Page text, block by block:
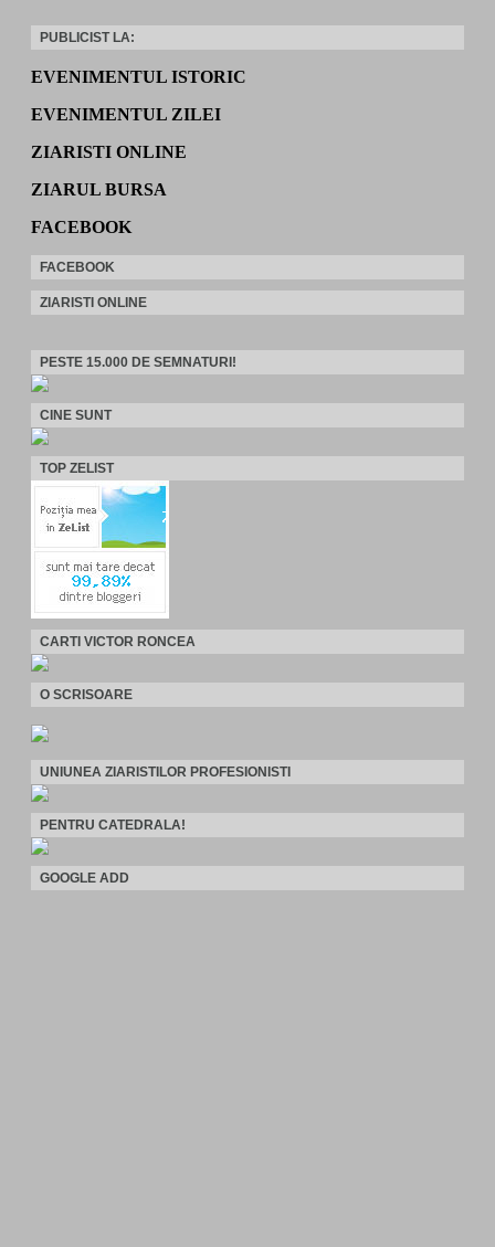
PUBLICIST LA:
EVENIMENTUL ISTORIC
EVENIMENTUL ZILEI
ZIARISTI ONLINE
ZIARUL BURSA
FACEBOOK
FACEBOOK
ZIARISTI ONLINE
PESTE 15.000 DE SEMNATURI!
CINE SUNT
TOP ZELIST
CARTI VICTOR RONCEA
O SCRISOARE
UNIUNEA ZIARISTILOR PROFESIONISTI
PENTRU CATEDRALA!
GOOGLE ADD